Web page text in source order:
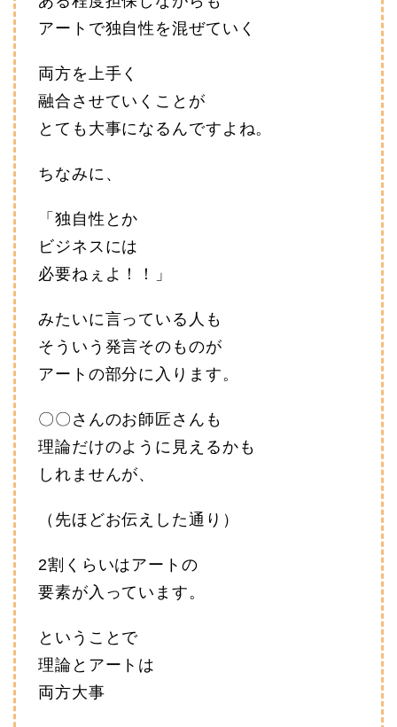
アートで独自性を混ぜていく
両方を上手く
融合させていくことが
とても大事になるんですよね。
ちなみに、
「独自性とか
ビジネスには
必要ねぇよ！！」
みたいに言っている人も
そういう発言そのものが
アートの部分に入ります。
〇〇さんのお師匠さんも
理論だけのように見えるかも
しれませんが、
（先ほどお伝えした通り）
2割くらいはアートの
要素が入っています。
ということで
理論とアートは
両方大事